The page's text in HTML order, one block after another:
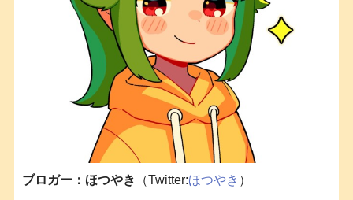
ブロガー：ほつやき （Twitter:ほつやき ）